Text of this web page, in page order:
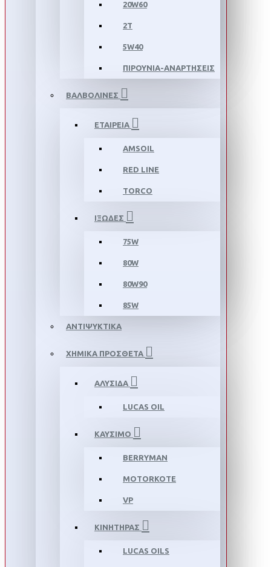
20W60
2T
5W40
ΠΙΡΟΥΝΙΑ-ΑΝΑΡΤΗΣΕΙΣ
ΒΑΛΒΟΛΙΝΕΣ
ΕΤΑΙΡΕΙΑ
AMSOIL
RED LINE
TORCO
ΙΞΩΔΕΣ
75W
80W
80W90
85W
ΑΝΤΙΨΥΚΤΙΚΑ
ΧΗΜΙΚΑ ΠΡΟΣΘΕΤΑ
ΑΛΥΣΙΔΑ
LUCAS OIL
ΚΑΥΣΙΜΟ
BERRYMAN
MOTORKOTE
VP
ΚΙΝΗΤΗΡΑΣ
LUCAS OILS